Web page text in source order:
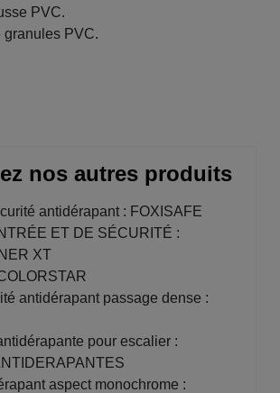
PVC.
granules PVC.
nos autres produits
antidérapant : FOXISAFE
ET DE SÉCURITÉ :
XT
antidérapant passage dense :
pour escalier :
aspect monochrome :